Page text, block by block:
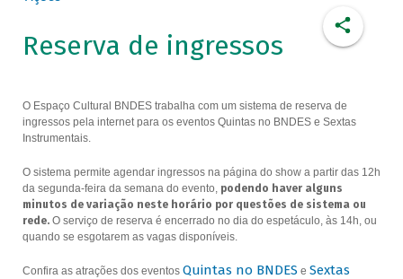
Reserva de ingressos
O Espaço Cultural BNDES trabalha com um sistema de reserva de
ingressos pela internet para os eventos Quintas no BNDES e Sextas
Instrumentais.
O sistema permite agendar ingressos na página do show a partir das 12h
da segunda-feira da semana do evento, podendo haver alguns
minutos de variação neste horário por questões de sistema ou
rede.O serviço de reserva é encerrado no dia do espetáculo, às 14h, ou
quando se esgotarem as vagas disponíveis.
Confira as atrações dos eventos Quintas no BNDES e Sextas